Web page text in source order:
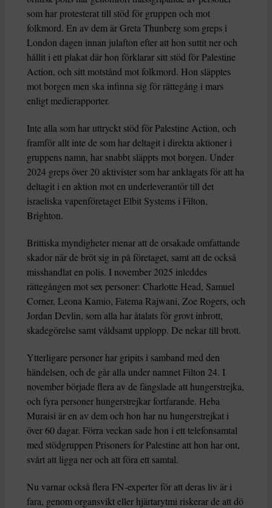
som har protesterat till stöd för gruppen och mot
folkmord. En av dem är Greta Thunberg som greps i
London dagen innan julafton efter att hon suttit ner och
hållit i ett plakat där hon förklarar sitt stöd för Palestine
Action, och sitt motstånd mot folkmord. Hon släpptes
mot borgen men ska infinna sig för rättegång i mars
enligt medierapporter.
Inte alla som har uttryckt stöd för Palestine Action, och
framför allt inte de som har deltagit i direkta aktioner i
gruppens namn, har snabbt släppts mot borgen. Under
2024 greps över 20 aktivister som har anklagats för att ha
deltagit i en aktion mot en underleverantör till det
israeliska vapenföretaget Elbit Systems i Filton,
Brighton.
Brittiska myndigheter menar att de orsakade omfattande
skador när de bröt sig in på företaget, samt att de också
misshandlat en polis. I november 2025 inleddes
rättegången mot sex personer: Charlotte Head, Samuel
Corner, Leona Kamio, Fatema Rajwani, Zoe Rogers, och
Jordan Devlin, som alla har åtalats för grovt inbrott,
skadegörelse samt våldsamt upplopp. De nekar till brott.
Ytterligare personer har gripits i samband med den
händelsen, och de går alla under namnet Filton 24. I
november började flera av de fängslade att hungerstrejka,
och fyra personer hungerstrejkar fortfarande. Heba
Muraisi är en av dem och hon har nu hungerstrejkat i
över 60 dagar. Förra veckan sade hon i ett telefonsamtal
med stödgruppen Prisoners for Palestine att hon har ont,
svårt att ligga ner och att föra ett samtal.
Nu varnar också flera FN-experter för att deras liv är i
fara, genom organsvikt eller hjärtarytmi riskerar de att dö